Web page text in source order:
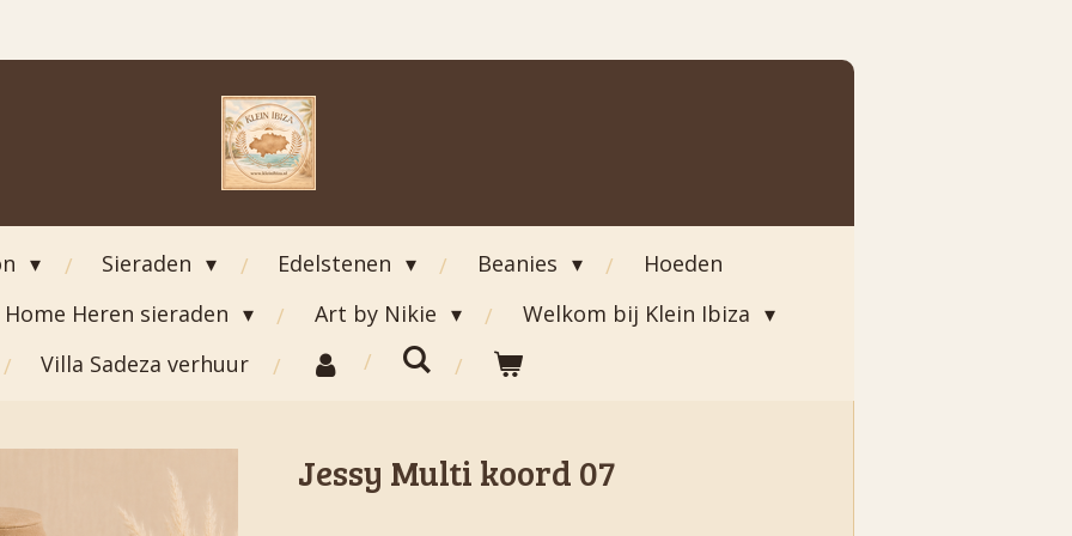
Sieraden Edelstenen Beanies
Hoeden
Home Heren sieraden Art by Nikie
Welkom bij Klein Ibiza
Villa Sadeza verhuur
Jessy Multi koord 07